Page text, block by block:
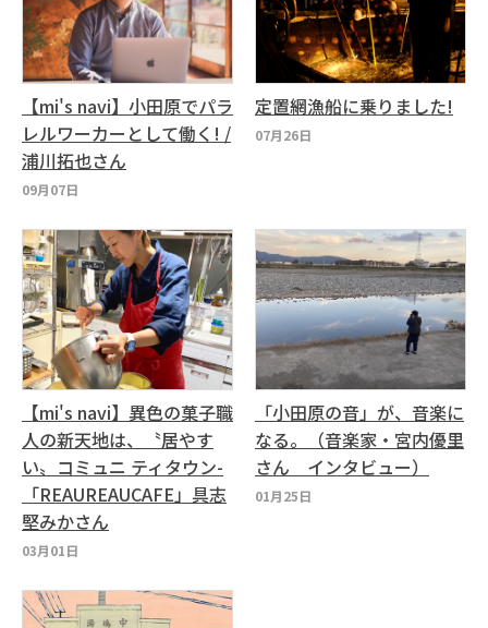
09月07日
【mi's navi】小田原でパラ
レルワーカーとして働く! /
浦川拓也さん
07月26日
定置網漁船に乗りました!
03月01日
【mi's navi】異色の菓子職
人の新天地は、〝居やす
い〟コミュニ ティタウン-
「REAUREAUCAFE」具志
堅みかさん
01月25日
「小田原の音」が、音楽に
なる。（音楽家・宮内優里
さん インタビュー）